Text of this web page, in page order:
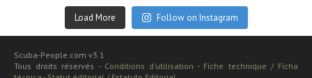
Load More Follow on Instagram
Scuba-People.com v3.1
Tous droits réservés - Conditions d'utilisation - Fiche technique / Ficha